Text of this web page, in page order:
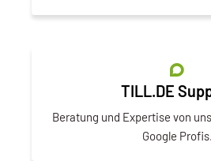
TILL.DE
Beratung und Expertise von
Google Profis.